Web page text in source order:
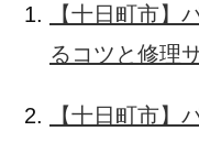
【十日町市】
るコツと修理
【十日町市】